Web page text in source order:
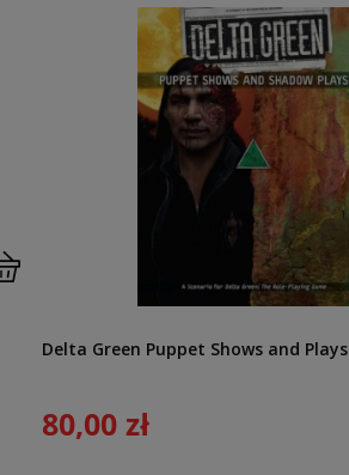
Delta Green Puppet Shows and Plays
80,00 zł